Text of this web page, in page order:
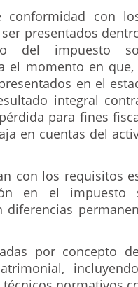
conformidad con
presentados
del impuesto
el momento en
en el
integral
para fines
en cuentas del
con los requisitos
en el
diferencias
por concepto